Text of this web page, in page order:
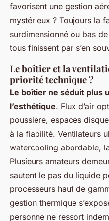
favorisent une gestion
mystérieux ? Toujours la
surdimensionné ou bas
tous finissent par s’en
Le boîtier et la
priorité technique ?
Le boîtier ne séduit plus
l’esthétique. Flux d’air
poussière, espaces
à la fiabilité. Ventilateurs
watercooling abordable,
Plusieurs amateurs
sautent le pas du liquide
processeurs haut de
gestion thermique
personne ne ressort